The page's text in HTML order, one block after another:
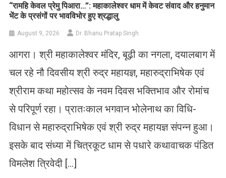
​“रामहि केवल प्रेमु पिआरा…”: महाकालेश्वर धाम में केवट संवाद और हनुमान
भेंट के प्रसंगों पर भावविभोर हुए श्रद्धालु
August 9, 2026 Dr. Bhanu Pratap Singh
आगरा। श्री महाकालेश्वर मंदिर, बूढ़ी का नगला, दयालबाग में
चल रहे नौ दिवसीय श्री रुद्र महायज्ञ, महारुद्राभिषेक एवं
श्रीराम कथा महोत्सव के नवम दिवस भक्तिभाव और रोमांच
से परिपूर्ण रहा। प्रातःकाल भगवान भोलेनाथ का विधि-
विधान से महारुद्राभिषेक एवं श्री रुद्र महायज्ञ संपन्न हुआ।
इसके बाद संध्या में चित्रकूट धाम से पधारे कथावाचक पंडित
विमलेश त्रिवेदी […]